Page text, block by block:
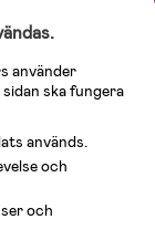
kläder för barn och
leksaker,
välkända
Didriksons,
och många fler.
babybutik på nätet!
använder
ska fungera
används.
och
och